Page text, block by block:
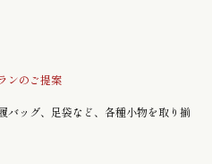
ンのご提案
バッグ、足袋など、各種小物を取り揃